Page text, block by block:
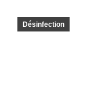
Désinfection